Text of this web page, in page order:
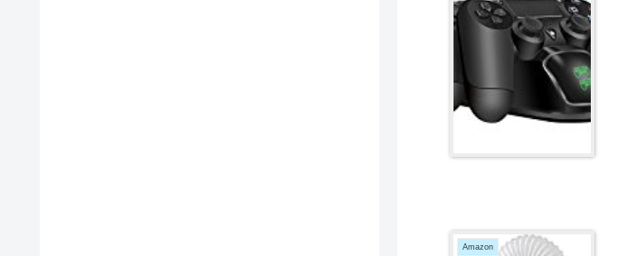
Amazon